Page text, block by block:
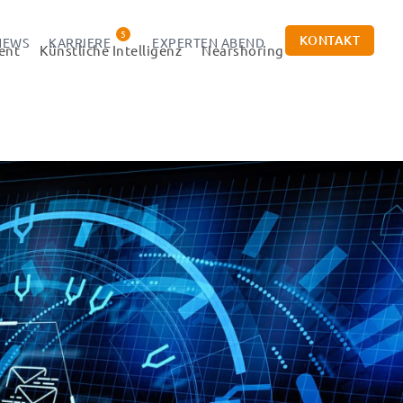
KARRIERE 5 EXPERTEN ABEND KONTAKT
Künstliche Intelligenz Nearshoring